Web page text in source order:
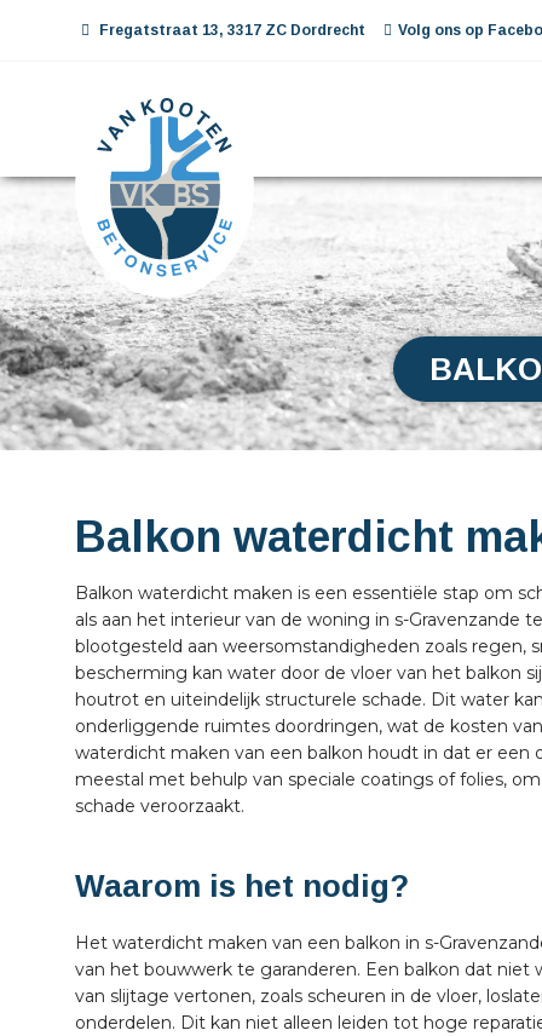
Fregatstraat 13, 3317 ZC Dordrecht Volg ons op
Balkon waterdicht
Balkon waterdicht maken is een essentiële stap om
als aan het interieur van de woning in s-Gravenzande
blootgesteld aan weersomstandigheden zoals regen,
bescherming kan water door de vloer van het balkon
houtrot en uiteindelijk structurele schade. Dit water
onderliggende ruimtes doordringen, wat de kosten
waterdicht maken van een balkon houdt in dat er een
meestal met behulp van speciale coatings of folies,
schade veroorzaakt.
Waarom is het nodig?
Het waterdicht maken van een balkon in s-
van het bouwwerk te garanderen. Een balkon dat niet
van slijtage vertonen, zoals scheuren in de vloer,
onderdelen. Dit kan niet alleen leiden tot hoge